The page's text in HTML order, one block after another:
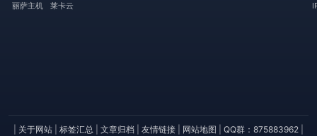
丽萨主机
莱卡云
关于网站 标签汇总 文章归档 友情链接 网站地图 QQ群：875883962